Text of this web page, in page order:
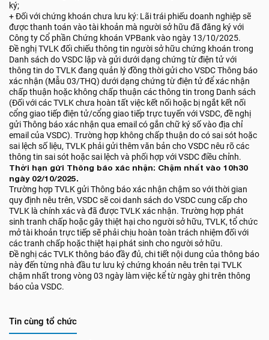
ký;
+ Đối với chứng khoán chưa lưu ký: Lãi trái phiếu doanh nghiệp sẽ
được thanh toán vào tài khoản mà người sở hữu đã đăng ký với
Công ty Cổ phần Chứng khoán VPBank vào ngày 13/10/2025.
Đề nghị TVLK đối chiếu thông tin người sở hữu chứng khoán trong
Danh sách do VSDC lập và gửi dưới dạng chứng từ điện tử với
thông tin do TVLK đang quản lý đồng thời gửi cho VSDC Thông báo
xác nhận (Mẫu 03/THQ) dưới dạng chứng từ điện tử để xác nhận
chấp thuận hoặc không chấp thuận các thông tin trong Danh sách
(Đối với các TVLK chưa hoàn tất việc kết nối hoặc bị ngắt kết nối
cổng giao tiếp điện tử/cổng giao tiếp trực tuyến với VSDC, đề nghị
gửi Thông báo xác nhận qua email có gắn chữ ký số vào địa chỉ
email của VSDC). Trường hợp không chấp thuận do có sai sót hoặc
sai lệch số liệu, TVLK phải gửi thêm văn bản cho VSDC nêu rõ các
thông tin sai sót hoặc sai lệch và phối hợp với VSDC điều chỉnh.
Thời hạn gửi Thông báo xác nhận: Chậm nhất vào 10h30
ngày 02/10/2025.
Trường hợp TVLK gửi Thông báo xác nhận chậm so với thời gian
quy định nêu trên, VSDC sẽ coi danh sách do VSDC cung cấp cho
TVLK là chính xác và đã được TVLK xác nhận. Trường hợp phát
sinh tranh chấp hoặc gây thiệt hại cho người sở hữu, TVLK, tổ chức
mở tài khoản trực tiếp sẽ phải chịu hoàn toàn trách nhiệm đối với
các tranh chấp hoặc thiệt hại phát sinh cho người sở hữu.
Đề nghị các TVLK thông báo đầy đủ, chi tiết nội dung của thông báo
này đến từng nhà đầu tư lưu ký chứng khoán nêu trên tại TVLK
chậm nhất trong vòng 03 ngày làm việc kể từ ngày ghi trên thông
báo của VSDC.
Tin cùng tổ chức